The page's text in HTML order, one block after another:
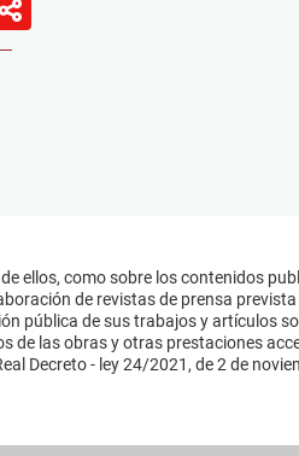
ellos, como sobre los contenidos
de revistas de prensa
pública de sus trabajos y artículos
de las obras y otras prestaciones
Decreto - ley 24/2021, de 2 de